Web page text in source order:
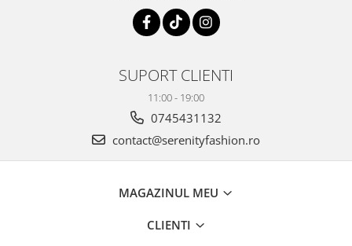
SUPORT CLIENTI
11:00 - 19:00
0745431132
contact@serenityfashion.ro
MAGAZINUL MEU
CLIENTI